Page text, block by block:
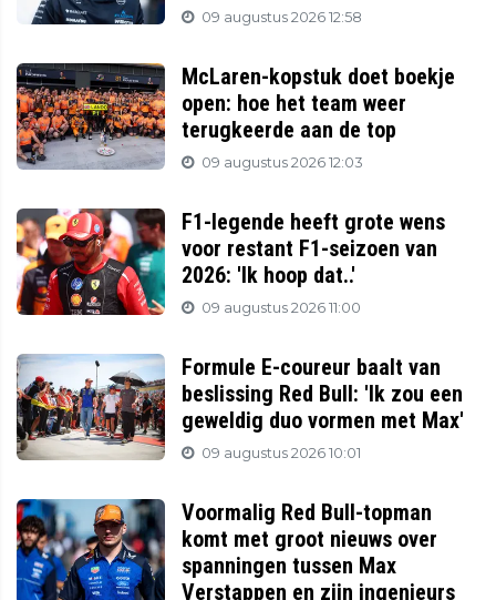
09 augustus 2026 12:58
McLaren-kopstuk doet boekje
open: hoe het team weer
terugkeerde aan de top
09 augustus 2026 12:03
F1-legende heeft grote wens
voor restant F1-seizoen van
2026: 'Ik hoop dat..'
09 augustus 2026 11:00
Formule E-coureur baalt van
beslissing Red Bull: 'Ik zou een
geweldig duo vormen met Max'
09 augustus 2026 10:01
Voormalig Red Bull-topman
komt met groot nieuws over
spanningen tussen Max
Verstappen en zijn ingenieurs